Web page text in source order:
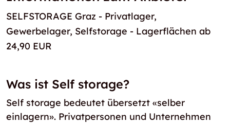
SELFSTORAGE Graz - Privatlager,
Gewerbelager, Selfstorage - Lagerflächen ab
24,90 EUR
Was ist Self storage?
Self storage bedeutet übersetzt «selber
einlagern». Privatpersonen und Unternehmen